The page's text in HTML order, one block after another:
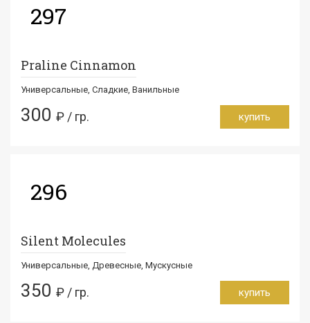
297
Praline Cinnamon
Универсальные, Сладкие, Ванильные
300 ₽ / гр. купить
296
Silent Molecules
Универсальные, Древесные, Мускусные
350 ₽ / гр. купить